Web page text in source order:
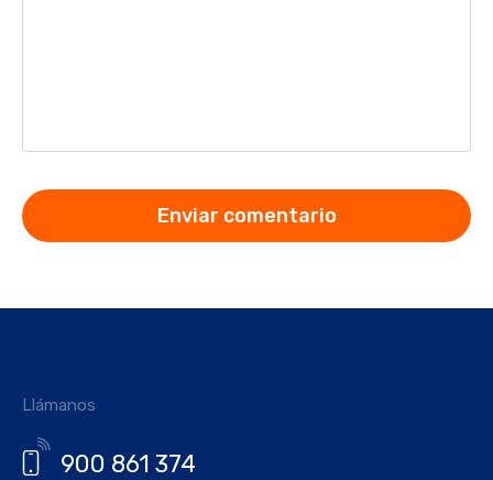
Llámanos
900 861 374